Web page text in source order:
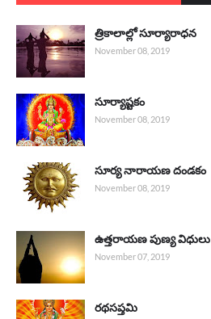
త్రికాలాల్లో సూర్యారాధన
November 08, 2019
సూర్యాష్టకం
November 08, 2019
సూర్య నారాయణ దండకం
November 08, 2019
ఉత్తరాయణ పుణ్య విధులు
November 07, 2019
రథసప్తమి